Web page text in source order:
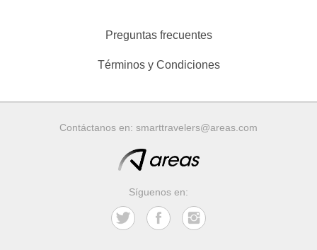
Preguntas frecuentes
Términos y Condiciones
Contáctanos en: smarttravelers@areas.com
Síguenos en: